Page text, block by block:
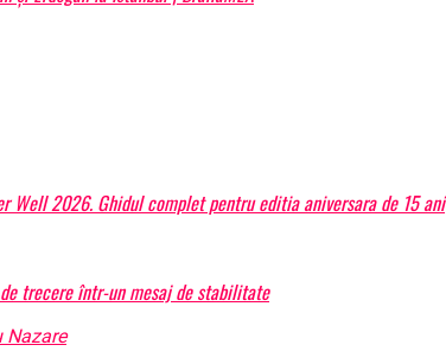
Well 2026. Ghidul complet pentru editia aniversara de 15 ani
trecere într-un mesaj de stabilitate